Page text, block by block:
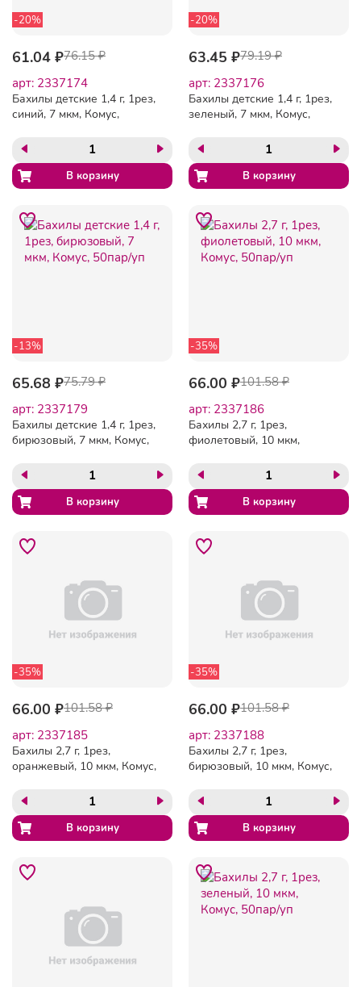
-20%
61.04 ₽76.15 ₽
арт: 2337174
Бахилы детские 1,4 г, 1рез,
синий, 7 мкм, Комус,
-20%
63.45 ₽79.19 ₽
арт: 2337176
Бахилы детские 1,4 г, 1рез,
зеленый, 7 мкм, Комус,
-13%
65.68 ₽75.79 ₽
арт: 2337179
Бахилы детские 1,4 г, 1рез,
бирюзовый, 7 мкм, Комус,
-35%
66.00 ₽101.58 ₽
арт: 2337186
Бахилы 2,7 г, 1рез,
фиолетовый, 10 мкм,
-35%
66.00 ₽101.58 ₽
арт: 2337185
Бахилы 2,7 г, 1рез,
оранжевый, 10 мкм, Комус,
-35%
66.00 ₽101.58 ₽
арт: 2337188
Бахилы 2,7 г, 1рез,
бирюзовый, 10 мкм, Комус,